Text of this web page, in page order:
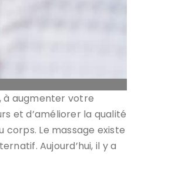
à augmenter votre
et d’améliorer la qualité
Le massage existe
Aujourd’hui, il y a